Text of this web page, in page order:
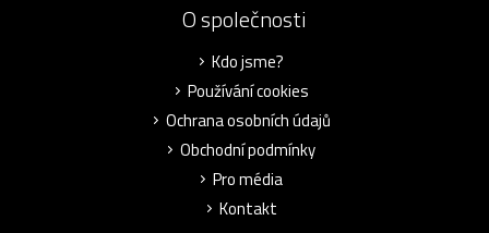
O společnosti
Kdo jsme?
Používání cookies
Ochrana osobních údajů
Obchodní podmínky
Pro média
Kontakt